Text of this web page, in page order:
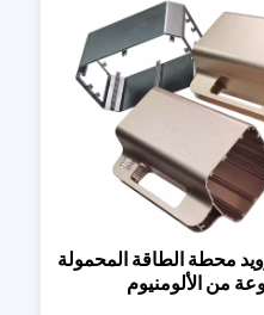
محطة الطاقة المحمولة
من الألومنيوم